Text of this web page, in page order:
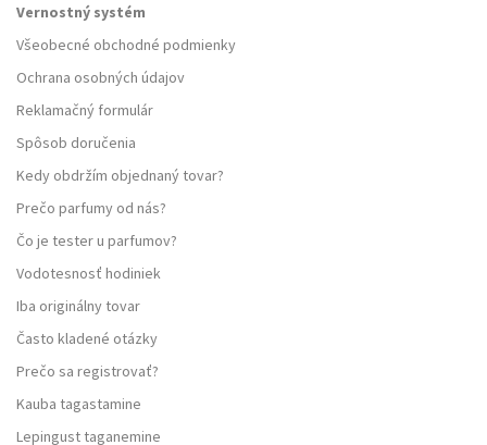
Vernostný systém
Všeobecné obchodné podmienky
Ochrana osobných údajov
Reklamačný formulár
Spôsob doručenia
Kedy obdržím objednaný tovar?
Prečo parfumy od nás?
Čo je tester u parfumov?
Vodotesnosť hodiniek
Iba originálny tovar
Často kladené otázky
Prečo sa registrovať?
Kauba tagastamine
Lepingust taganemine